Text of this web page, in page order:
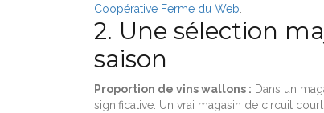
Coopérative Ferme du Web
2. Une sélection
saison
Proportion de vins wallons : Dans un
significative. Un vrai magasin de circuit